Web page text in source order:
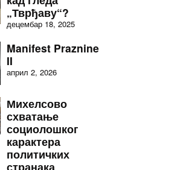
„Тврђаву“?
децембар 18, 2025
Manifest Praznine
II
април 2, 2026
Михелсово
схватање
социолошког
карактера
политичких
странака